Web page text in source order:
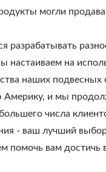
могли
разрабатывать
настаиваем на
наших
и мы
числа
- ваш лучший
вам достичь
На Улице